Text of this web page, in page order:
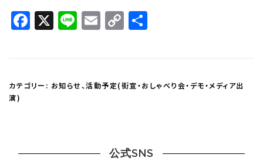
Facebook
X LineEmail
Copy
カテゴリー: お知らせ、活動予定(街宣・おしゃべり会・デモ・メディア出
演)
公式SNS